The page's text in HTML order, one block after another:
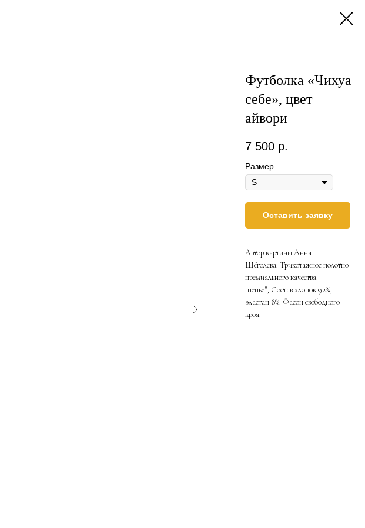
Футболка «Чихуа
себе», цвет
айвори
7 500 р.
Размер
Оставить заявку
Автор картины Анна
Щёголева. Трикотажное полотно
премиального качества
"пенье", Состав хлопок 92%,
эластан 8%. Фасон свободного
кроя.